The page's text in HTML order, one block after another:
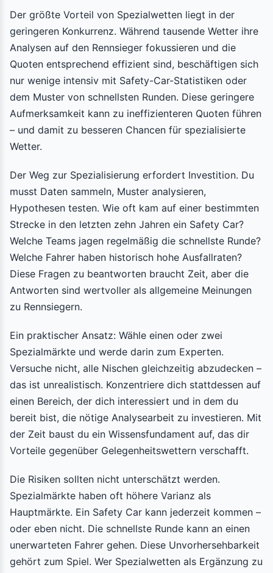
Der größte Vorteil von Spezialwetten liegt in der
geringeren Konkurrenz. Während tausende Wetter ihre
Analysen auf den Rennsieger fokussieren und die
Quoten entsprechend effizient sind, beschäftigen sich
nur wenige intensiv mit Safety-Car-Statistiken oder
dem Muster von schnellsten Runden. Diese geringere
Aufmerksamkeit kann zu ineffizienteren Quoten führen
– und damit zu besseren Chancen für spezialisierte
Wetter.
Der Weg zur Spezialisierung erfordert Investition. Du
musst Daten sammeln, Muster analysieren,
Hypothesen testen. Wie oft kam auf einer bestimmten
Strecke in den letzten zehn Jahren ein Safety Car?
Welche Teams jagen regelmäßig die schnellste Runde?
Welche Fahrer haben historisch hohe Ausfallraten?
Diese Fragen zu beantworten braucht Zeit, aber die
Antworten sind wertvoller als allgemeine Meinungen
zu Rennsiegern.
Ein praktischer Ansatz: Wähle einen oder zwei
Spezialmärkte und werde darin zum Experten.
Versuche nicht, alle Nischen gleichzeitig abzudecken –
das ist unrealistisch. Konzentriere dich stattdessen auf
einen Bereich, der dich interessiert und in dem du
bereit bist, die nötige Analysearbeit zu investieren. Mit
der Zeit baust du ein Wissensfundament auf, das dir
Vorteile gegenüber Gelegenheitswettern verschafft.
Die Risiken sollten nicht unterschätzt werden.
Spezialmärkte haben oft höhere Varianz als
Hauptmärkte. Ein Safety Car kann jederzeit kommen –
oder eben nicht. Die schnellste Runde kann an einen
unerwarteten Fahrer gehen. Diese Unvorhersehbarkeit
gehört zum Spiel. Wer Spezialwetten als Ergänzung zu